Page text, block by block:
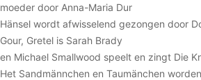
moeder door Anna-Maria Dur
Hänsel wordt afwisselend gezongen door
Gour, Gretel is Sarah Brady
en Michael Smallwood speelt en zingt Die
Het Sandmännchen en Taumänchen